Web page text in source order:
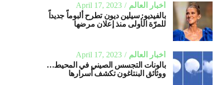
أخبار العالم
April 17, 2023
بالفيديو: سيلين ديون تطرح ألبوماً جديداً
للمرّة الأولى منذ إعلان مرضها
أخبار العالم
April 17, 2023
بالونات التجسس الصيني في المحيط…
ووثائق البنتاغون تكشف أسرارها